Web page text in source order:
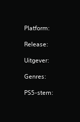
Platform:
Release:
Uitgever:
Genres:
PS5-stem: